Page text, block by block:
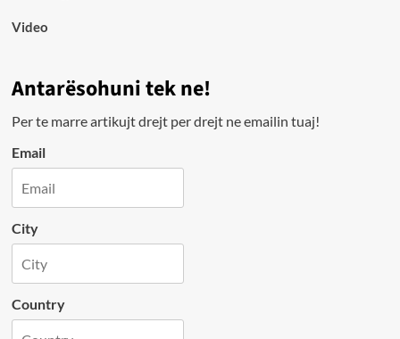
Video
Antarësohuni tek ne!
Per te marre artikujt drejt per drejt ne emailin tuaj!
Email
City
Country